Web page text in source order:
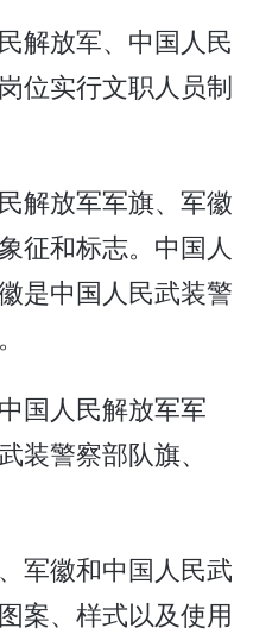
解放军、中国人民
位实行文职人员制
解放军军旗、军徽
征和标志。中国人
是中国人民武装警
国人民解放军军
装警察部队旗、
军徽和中国人民武
案、样式以及使用